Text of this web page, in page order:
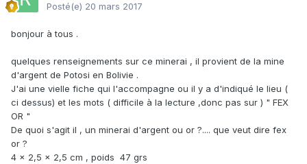
Posté(e) 20 mars 2017
bonjour à tous .
quelques renseignements sur ce minerai , il provient de la mine
d'argent de Potosi en Bolivie .
J'ai une vielle fiche qui l'accompagne ou il y a d'indiqué le lieu (
ci dessus) et les mots ( difficile à la lecture ,donc pas sur ) " FEX
OR "
De quoi s'agit il , un minerai d'argent ou or ?.... que veut dire fex
or ?
4 x 2,5 x 2,5 cm , poids 47 grs